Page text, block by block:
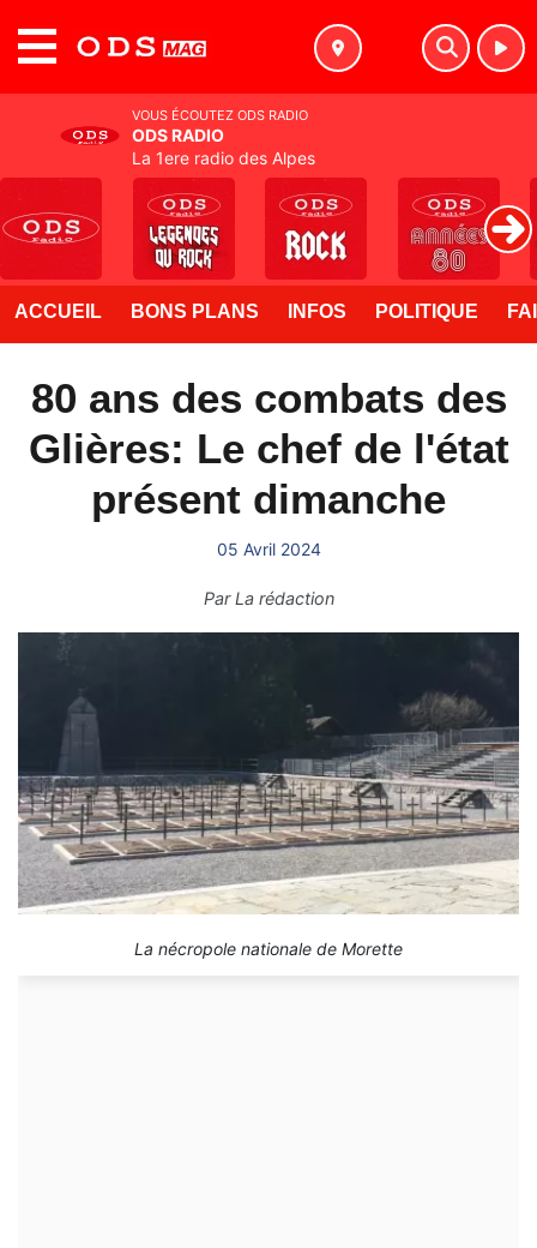
ACCUEIL BONS PLANS INFOS POLITIQUE
80 ans des combats des
Glières: Le chef de l'état
présent dimanche
05 Avril 2024
ParLa rédaction
La nécropole nationale de Morette
VOUS ÉCOUTEZ ODS RADIO
ODS RADIO
La 1ere radio des Alpes